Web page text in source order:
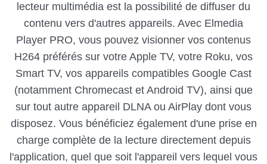
lecteur multimédia est la possibilité de diffuser du
contenu vers d'autres appareils. Avec Elmedia
Player PRO, vous pouvez visionner vos contenus
H264 préférés sur votre Apple TV, votre Roku, vos
Smart TV, vos appareils compatibles Google Cast
(notamment Chromecast et Android TV), ainsi que
sur tout autre appareil DLNA ou AirPlay dont vous
disposez. Vous bénéficiez également d'une prise en
charge complète de la lecture directement depuis
l'application, quel que soit l'appareil vers lequel vous